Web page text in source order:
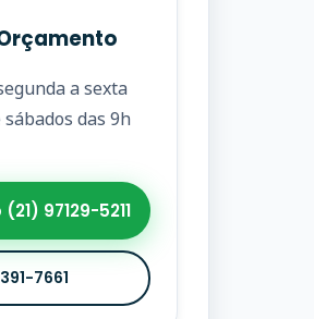
a sexta
das 9h
97129-5211
7661